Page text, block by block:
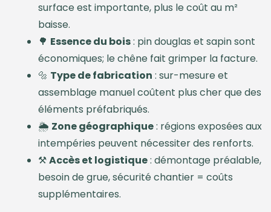
surface est importante, plus le coût au m²
baisse.
🌳 Essence du bois: pin douglas et sapin sont
économiques; le chêne fait grimper la facture.
🔩 Type de fabrication : sur-mesure et
assemblage manuel coûtent plus cher que des
éléments préfabriqués.
🌦️ Zone géographique: régions exposées aux
intempéries peuvent nécessiter des renforts.
⚒️Accès et logistique: démontage préalable,
besoin de grue, sécurité chantier = coûts
supplémentaires.